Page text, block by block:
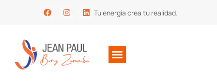
Tu energía crea tu realidad.